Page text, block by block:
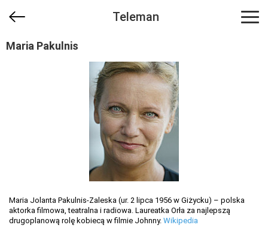
Teleman
Maria Pakulnis
Maria Jolanta Pakulnis-Zaleska (ur. 2 lipca 1956 w Giżycku) – polska
aktorka filmowa, teatralna i radiowa. Laureatka Orła za najlepszą
drugoplanową rolę kobiecą w filmie Johnny. Wikipedia